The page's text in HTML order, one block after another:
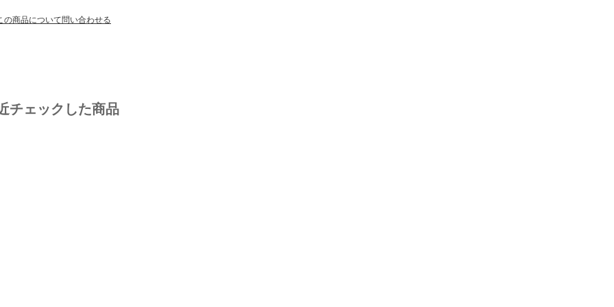
の商品について問い合わせる
チェックした商品